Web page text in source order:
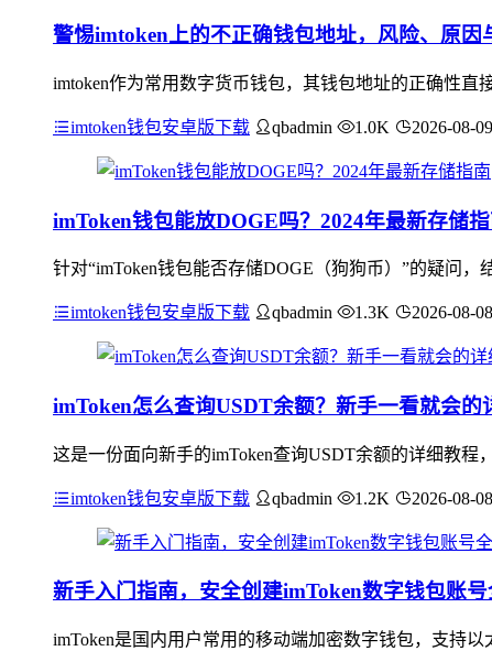
警惕imtoken上的不正确钱包地址，风险、原因
imtoken作为常用数字货币钱包，其钱包地址的正确性
imtoken钱包安卓版下载 qbadmin 1.0K 2026-08-09
imToken钱包能放DOGE吗？2024年最新存储
针对“imToken钱包能否存储DOGE（狗狗币）”的疑问
imtoken钱包安卓版下载 qbadmin 1.3K 2026-08-08
imToken怎么查询USDT余额？新手一看就会的
这是一份面向新手的imToken查询USDT余额的详细教程
imtoken钱包安卓版下载 qbadmin 1.2K 2026-08-08
新手入门指南，安全创建imToken数字钱包账
imToken是国内用户常用的移动端加密数字钱包，支持